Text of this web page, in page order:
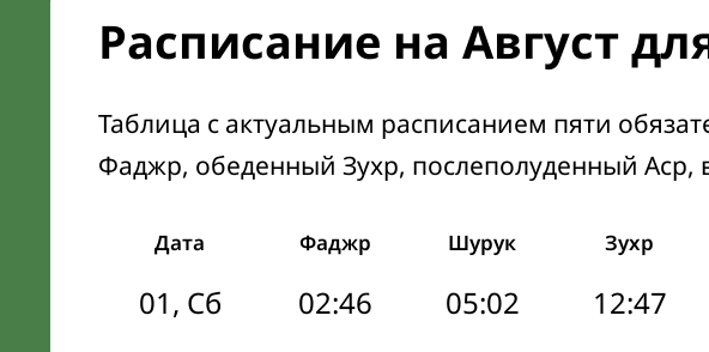
Расписание на Август
Таблица с актуальным расписанием пяти
Фаджр, обеденный Зухр, послеполуденный
Дата Фаджр Шурук Зухр
01, Сб 02:46 05:02 12:47